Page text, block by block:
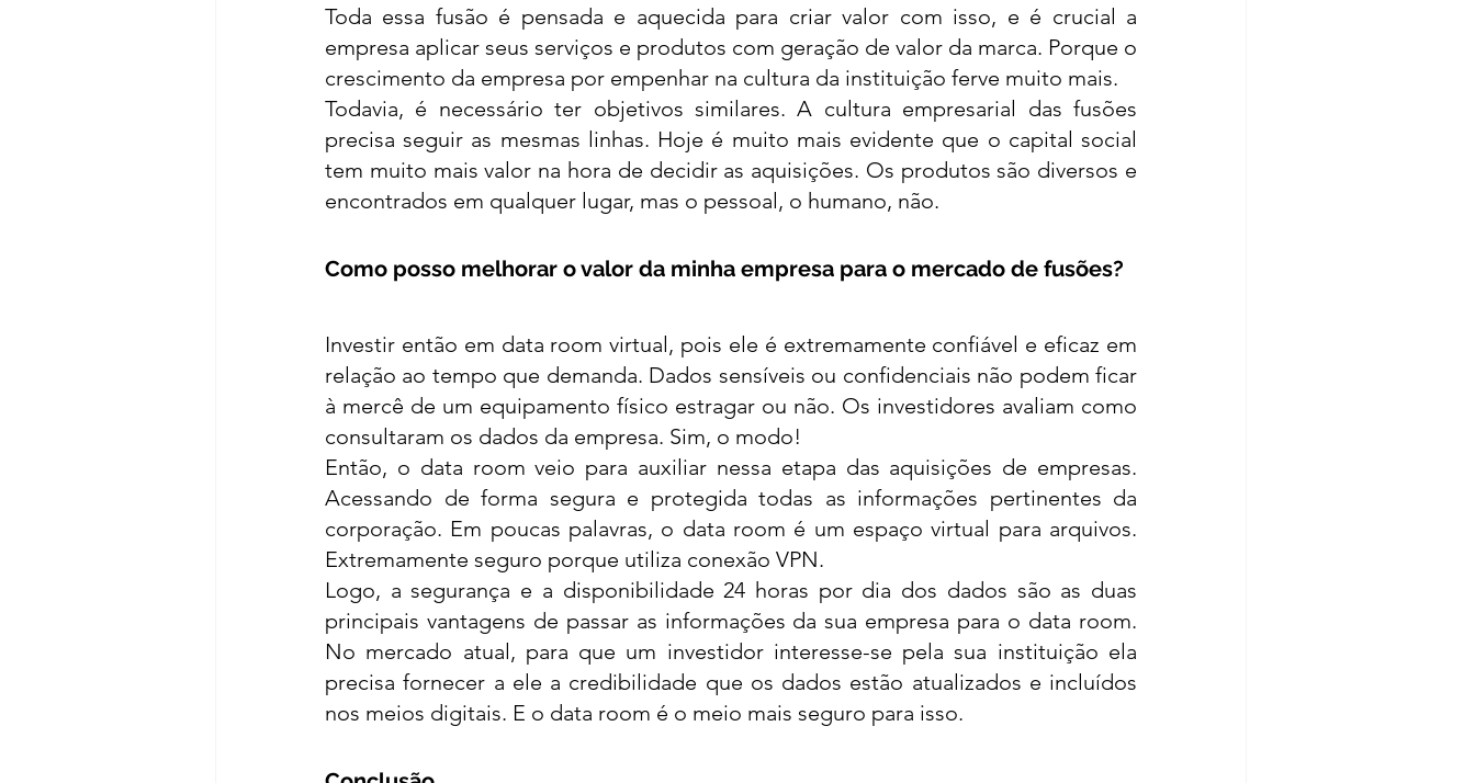
Toda essa fusão é pensada e aquecida para criar valor com isso, e é crucial a
empresa aplicar seus serviços e produtos com geração de valor da marca. Porque o
crescimento da empresa por empenhar na cultura da instituição ferve muito mais.
Todavia, é necessário ter objetivos similares. A cultura empresarial das fusões
precisa seguir as mesmas linhas. Hoje é muito mais evidente que o capital social
tem muito mais valor na hora de decidir as aquisições. Os produtos são diversos e
encontrados em qualquer lugar, mas o pessoal, o humano, não.
Como posso melhorar o valor da minha empresa para o mercado de fusões?
Investir então em data room virtual, pois ele é extremamente confiável e eficaz em
relação ao tempo que demanda. Dados sensíveis ou confidenciais não podem ficar
à mercê de um equipamento físico estragar ou não. Os investidores avaliam como
consultaram os dados da empresa. Sim, o modo!
Então, o data room veio para auxiliar nessa etapa das aquisições de empresas.
Acessando de forma segura e protegida todas as informações pertinentes da
corporação. Em poucas palavras, o data room é um espaço virtual para arquivos.
Extremamente seguro porque utiliza conexão VPN.
Logo, a segurança e a disponibilidade 24 horas por dia dos dados são as duas
principais vantagens de passar as informações da sua empresa para o data room.
No mercado atual, para que um investidor interesse-se pela sua instituição ela
precisa fornecer a ele a credibilidade que os dados estão atualizados e incluídos
nos meios digitais. E o data room é o meio mais seguro para isso.